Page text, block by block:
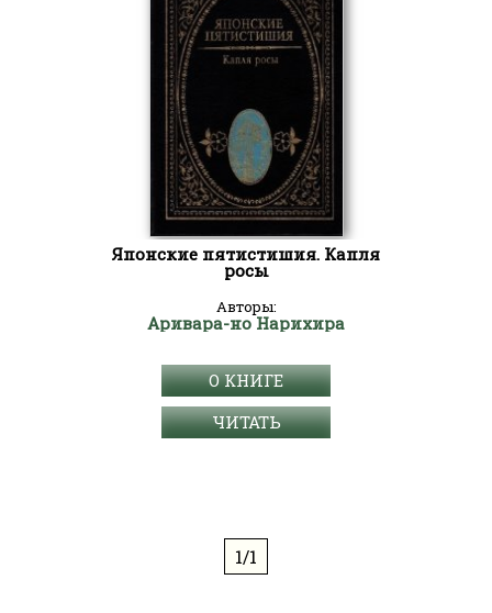
Японские пятистишия. Капля
росы
Авторы:
Аривара-но Нарихира
О КНИГЕ
ЧИТАТЬ
1/1